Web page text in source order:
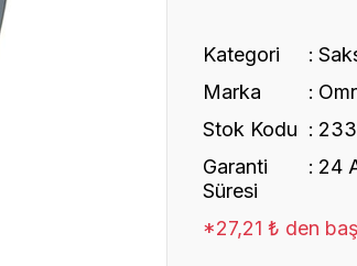
Kategori
Marka
Stok Kodu
Garanti
Süresi
24
*27,21 ₺ den